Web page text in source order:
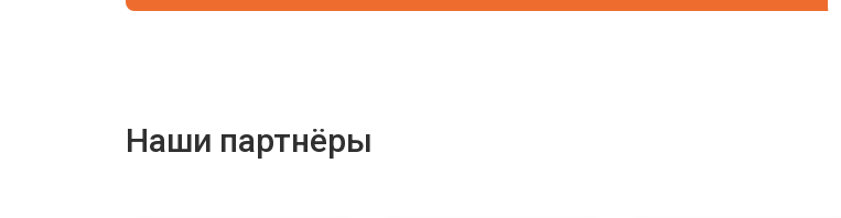
Наши партнёры